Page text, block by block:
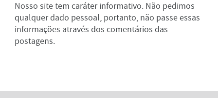
Nosso site tem caráter informativo. Não pedimos
qualquer dado pessoal, portanto, não passe essas
informações através dos comentários das
postagens.